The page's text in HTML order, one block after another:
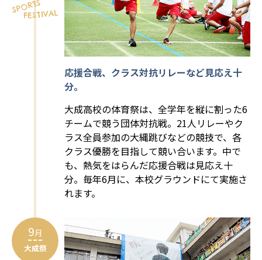
応援合戦、クラス対抗リレーなど見応え十
分。
大成高校の体育祭は、全学年を縦に割った6
チームで競う団体対抗戦。21人リレーやク
ラス全員参加の大縄跳びなどの競技で、各
クラス優勝を目指して競い合います。中で
も、熱気をはらんだ応援合戦は見応え十
分。毎年6月に、本校グラウンドにて実施さ
れます。
9月
大成祭